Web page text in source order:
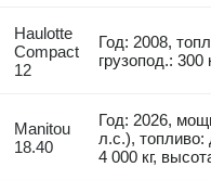
Haulotte
Compact
12
Год: 2008,
грузопод.: 300
Manitou
18.40
Год: 2026,
л.с.), топливо:
4 000 кг,